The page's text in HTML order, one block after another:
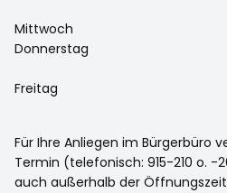
Mittwoch
Donnerstag
Freitag
Für Ihre Anliegen im Bürgerbüro
Termin (telefonisch: 915-210 o. -
auch außerhalb der